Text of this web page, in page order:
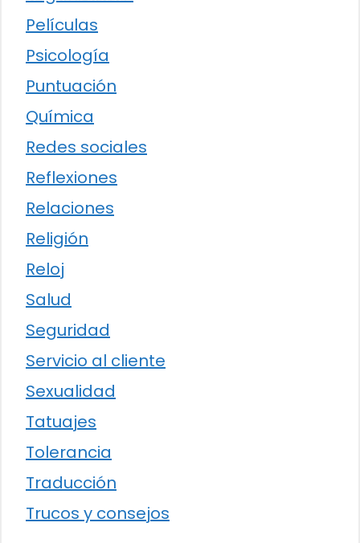
Películas
Psicología
Puntuación
Química
Redes sociales
Reflexiones
Relaciones
Religión
Reloj
Salud
Seguridad
Servicio al cliente
Sexualidad
Tatuajes
Tolerancia
Traducción
Trucos y consejos